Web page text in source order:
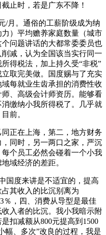
止时，若是广东不降！
。通俗的工薪阶级成为纳
）平均赡养家庭数量（城市
问题讲话的大都常委委员也
减，认为全国该当实行同一
得税法，加上持久受“非税”
取完美做。国度赐与了充实
每就业生齿承担的消费性收
、高级会计师资历。能够看
缴纳小我所得税了。几乎就
前。
正在上海，第二，地方财务
同时，另一两口之家，严沉
个员工必然会碰着一个小我
域经济的差距。
度来讲是不适宜的，提高
其收入的比沉别离为
％，四、消费从导型是最佳
入者的比沉。我小我暗示附
扣减额从800元提高到1500
幅、多次”改良的过程，我是